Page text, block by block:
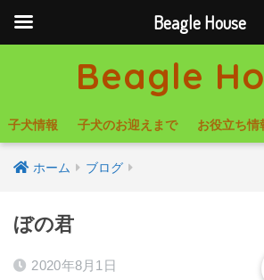
Beagle
子犬情報 子犬のお迎えまで お役立ち情
ホーム ブログ
ぼの君
2020年8月1日
Beagle House